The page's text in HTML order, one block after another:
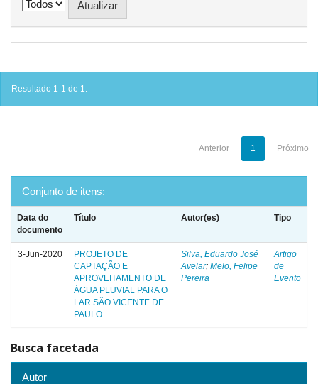
Resultado 1-1 de 1.
Anterior 1 Próximo
Conjunto de itens:
Data do
documento
Título Autor(es) Tipo
3-Jun-2020
PROJETO DE
CAPTAÇÃO E
APROVEITAMENTO DE
ÁGUA PLUVIAL PARA O
LAR SÃO VICENTE DE
PAULO
Silva, Eduardo José
Avelar; Melo, Felipe
Pereira
Artigo
de
Evento
Busca facetada
Autor